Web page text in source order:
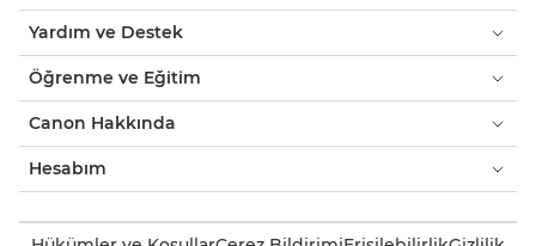
Yardım ve Destek
Öğrenme ve Eğitim
Canon Hakkında
Hesabım